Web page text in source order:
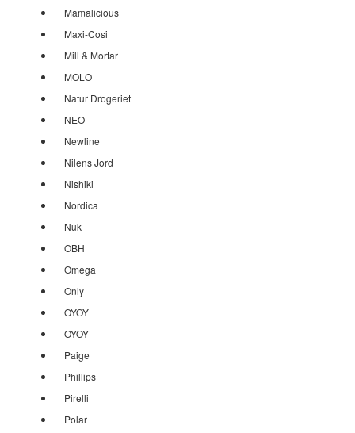
Mamalicious
Maxi-Cosi
Mill & Mortar
MOLO
Natur Drogeriet
NEO
Newline
Nilens Jord
Nishiki
Nordica
Nuk
OBH
Omega
Only
OYOY
OYOY
Paige
Phillips
Pirelli
Polar